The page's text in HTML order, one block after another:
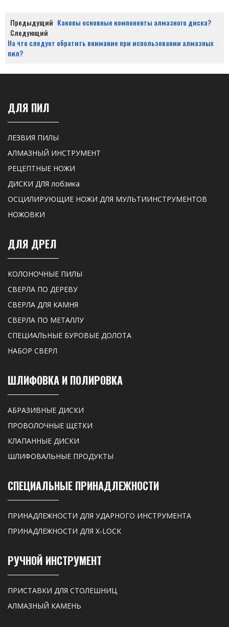
Предыдущий Каковы основные компоненты алмазного диска?
Следующий
На что следует обратить внимание при использовании алмазных
пил?
ДЛЯ ПИЛ
ЛЕЗВИЯ ПИЛЫ
АЛМАЗНЫЙ ИНСТРУМЕНТ
РЕЦЕПТНЫЕ НОЖИ
ДИСКИ ДЛЯ лобзика
ОСЦИЛИРУЮЩИЕ НОЖИ ДЛЯ МУЛЬТИИНСТРУМЕНТОВ
НОЖОВКИ
ДЛЯ ДРЕЛ
КОЛОНОЧНЫЕ ПИЛЫ
СВЕРЛА ПО ДЕРЕВУ
СВЕРЛА ДЛЯ КАМНЯ
СВЕРЛА ПО МЕТАЛЛУ
СПЕЦИАЛЬНЫЕ БУРОВЫЕ ДОЛОТА
НАБОР СВЕРЛ
ШЛИФОВКА И ПОЛИРОВКА
АБРАЗИВНЫЕ ДИСКИ
ПРОВОЛОЧНЫЕ ЩЕТКИ
КЛАПАННЫЕ ДИСКИ
ШЛИФОВАЛЬНЫЕ ПРОДУКТЫ
СПЕЦИАЛЬНЫЕ ПРИНАДЛЕЖНОСТИ
ПРИНАДЛЕЖНОСТИ ДЛЯ УДАРНОГО ИНСТРУМЕНТА
ПРИНАДЛЕЖНОСТИ ДЛЯ X-LOCK
РУЧНОЙ ИНСТРУМЕНТ
ПРИСТАВКИ ДЛЯ СТОЛЕШНИЦ
АЛМАЗНЫЙ КАМЕНЬ